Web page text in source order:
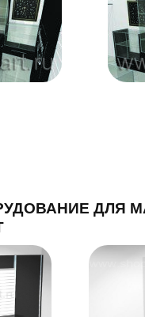
ДЛЯ